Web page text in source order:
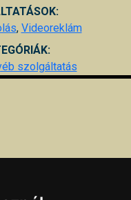
, Videoreklám
szolgáltatás